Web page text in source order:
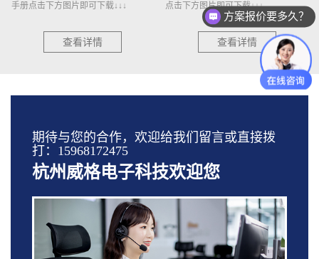
手册点击下方图片即可下载↓↓↓
查看详情
点击下方图片即可下载↓↓↓
查看详情
期待与您的合作，欢迎给我们留言或直接拨
打：15968172475
杭州威格电子科技欢迎您
方案报价要多久？